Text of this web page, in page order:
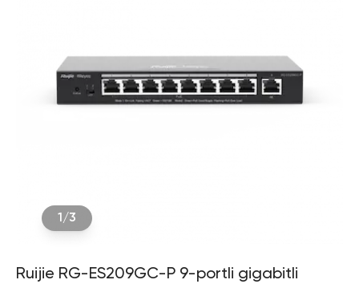
1 /3
Ruijie RG-ES209GC-P 9-portli gigabitli